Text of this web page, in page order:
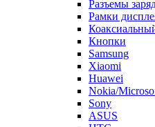
Xiaomi
Huawei
Nokia/
Sony
ASUS
HTC
Meizu
FLY
LG
Lenovo